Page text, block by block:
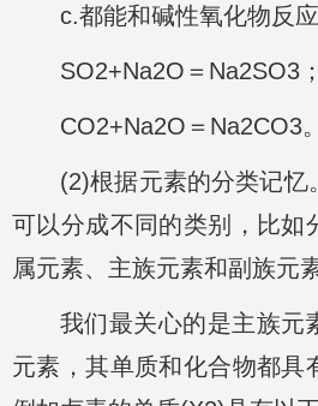
c.都能和碱性氧化物反应
SO2+Na2O＝Na2SO3；
CO2+Na2O＝Na2CO3。
(2)根据元素的分类记忆
可以分成不同的类别，比如
属元素、主族元素和副族元
我们最关心的是主族元
元素，其单质和化合物都具